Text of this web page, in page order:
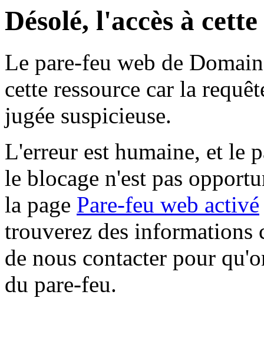
Désolé, l'accès à
Le pare-feu web de
cette ressource car la
jugée suspicieuse.
L'erreur est humaine, et le
le blocage n'est pas
la page Pare-feu web activé
trouverez des informations
de nous contacter pour
du pare-feu.